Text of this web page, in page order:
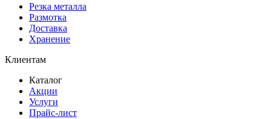
Резка металла
Размотка
Доставка
Хранение
Клиентам
Каталог
Акции
Услуги
Прайс-лист